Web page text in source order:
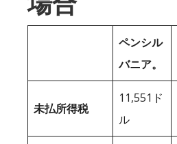
ペンシル
バニア。
未払所得税
11,551ド
ル